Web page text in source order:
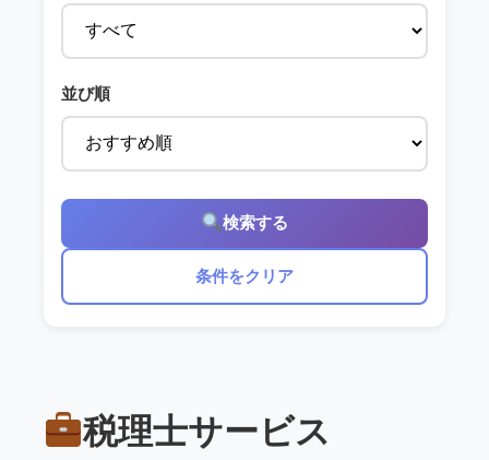
並び順
検索する
条件をクリア
税理士サービス